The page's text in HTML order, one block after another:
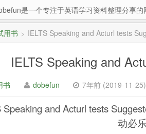
是一个专注于英语学习资料整理分享的
用书 > IELTS Speaking and Acturl tests
IELTS Speaking and
书 dobefun 7年前 (2019-11-25)
Speaking and Acturl tests
动必